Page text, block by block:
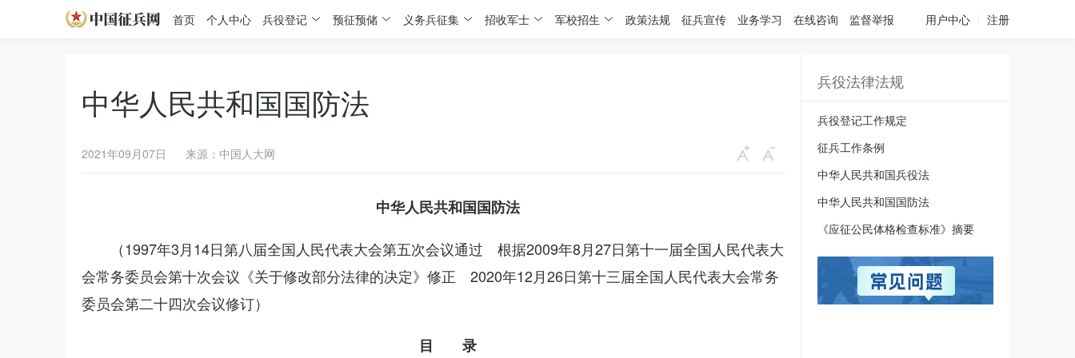
首页 个人中心 兵役登记 预征预储 义务兵征集 招收军士 军校招生 政策法规 征兵宣传 业务学习 在线咨询 监督举报 用户中心 注册
中华人民共和国国防法
2021年09月07日 来源：中国人大网
中华人民共和国国防法
（1997年3月14日第八届全国人民代表大会第五次会议通过 根据2009年8月27日第十一届全国人民代表大
会常务委员会第十次会议《关于修改部分法律的决定》修正 2020年12月26日第十三届全国人民代表大会常务
委员会第二十四次会议修订）
目 录
兵役法律法规
兵役登记工作规定
征兵工作条例
中华人民共和国兵役法
中华人民共和国国防法
《应征公民体格检查标准》摘要